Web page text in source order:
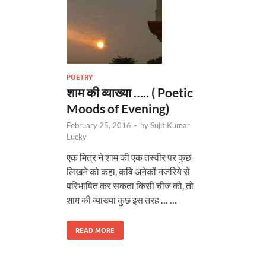
POETRY
शाम की व्याख्या ….. ( Poetic
Moods of Evening)
February 25, 2016 - bySujit Kumar
Lucky
एक मित्र ने शाम की एक तस्वीर पर कुछ
लिखने को कहा, कवि अनेकों नजरिये से
परिभाषित कर सकता किसी चीज को, तो
शाम की व्याख्या कुछ इस तरह … …
READ MORE